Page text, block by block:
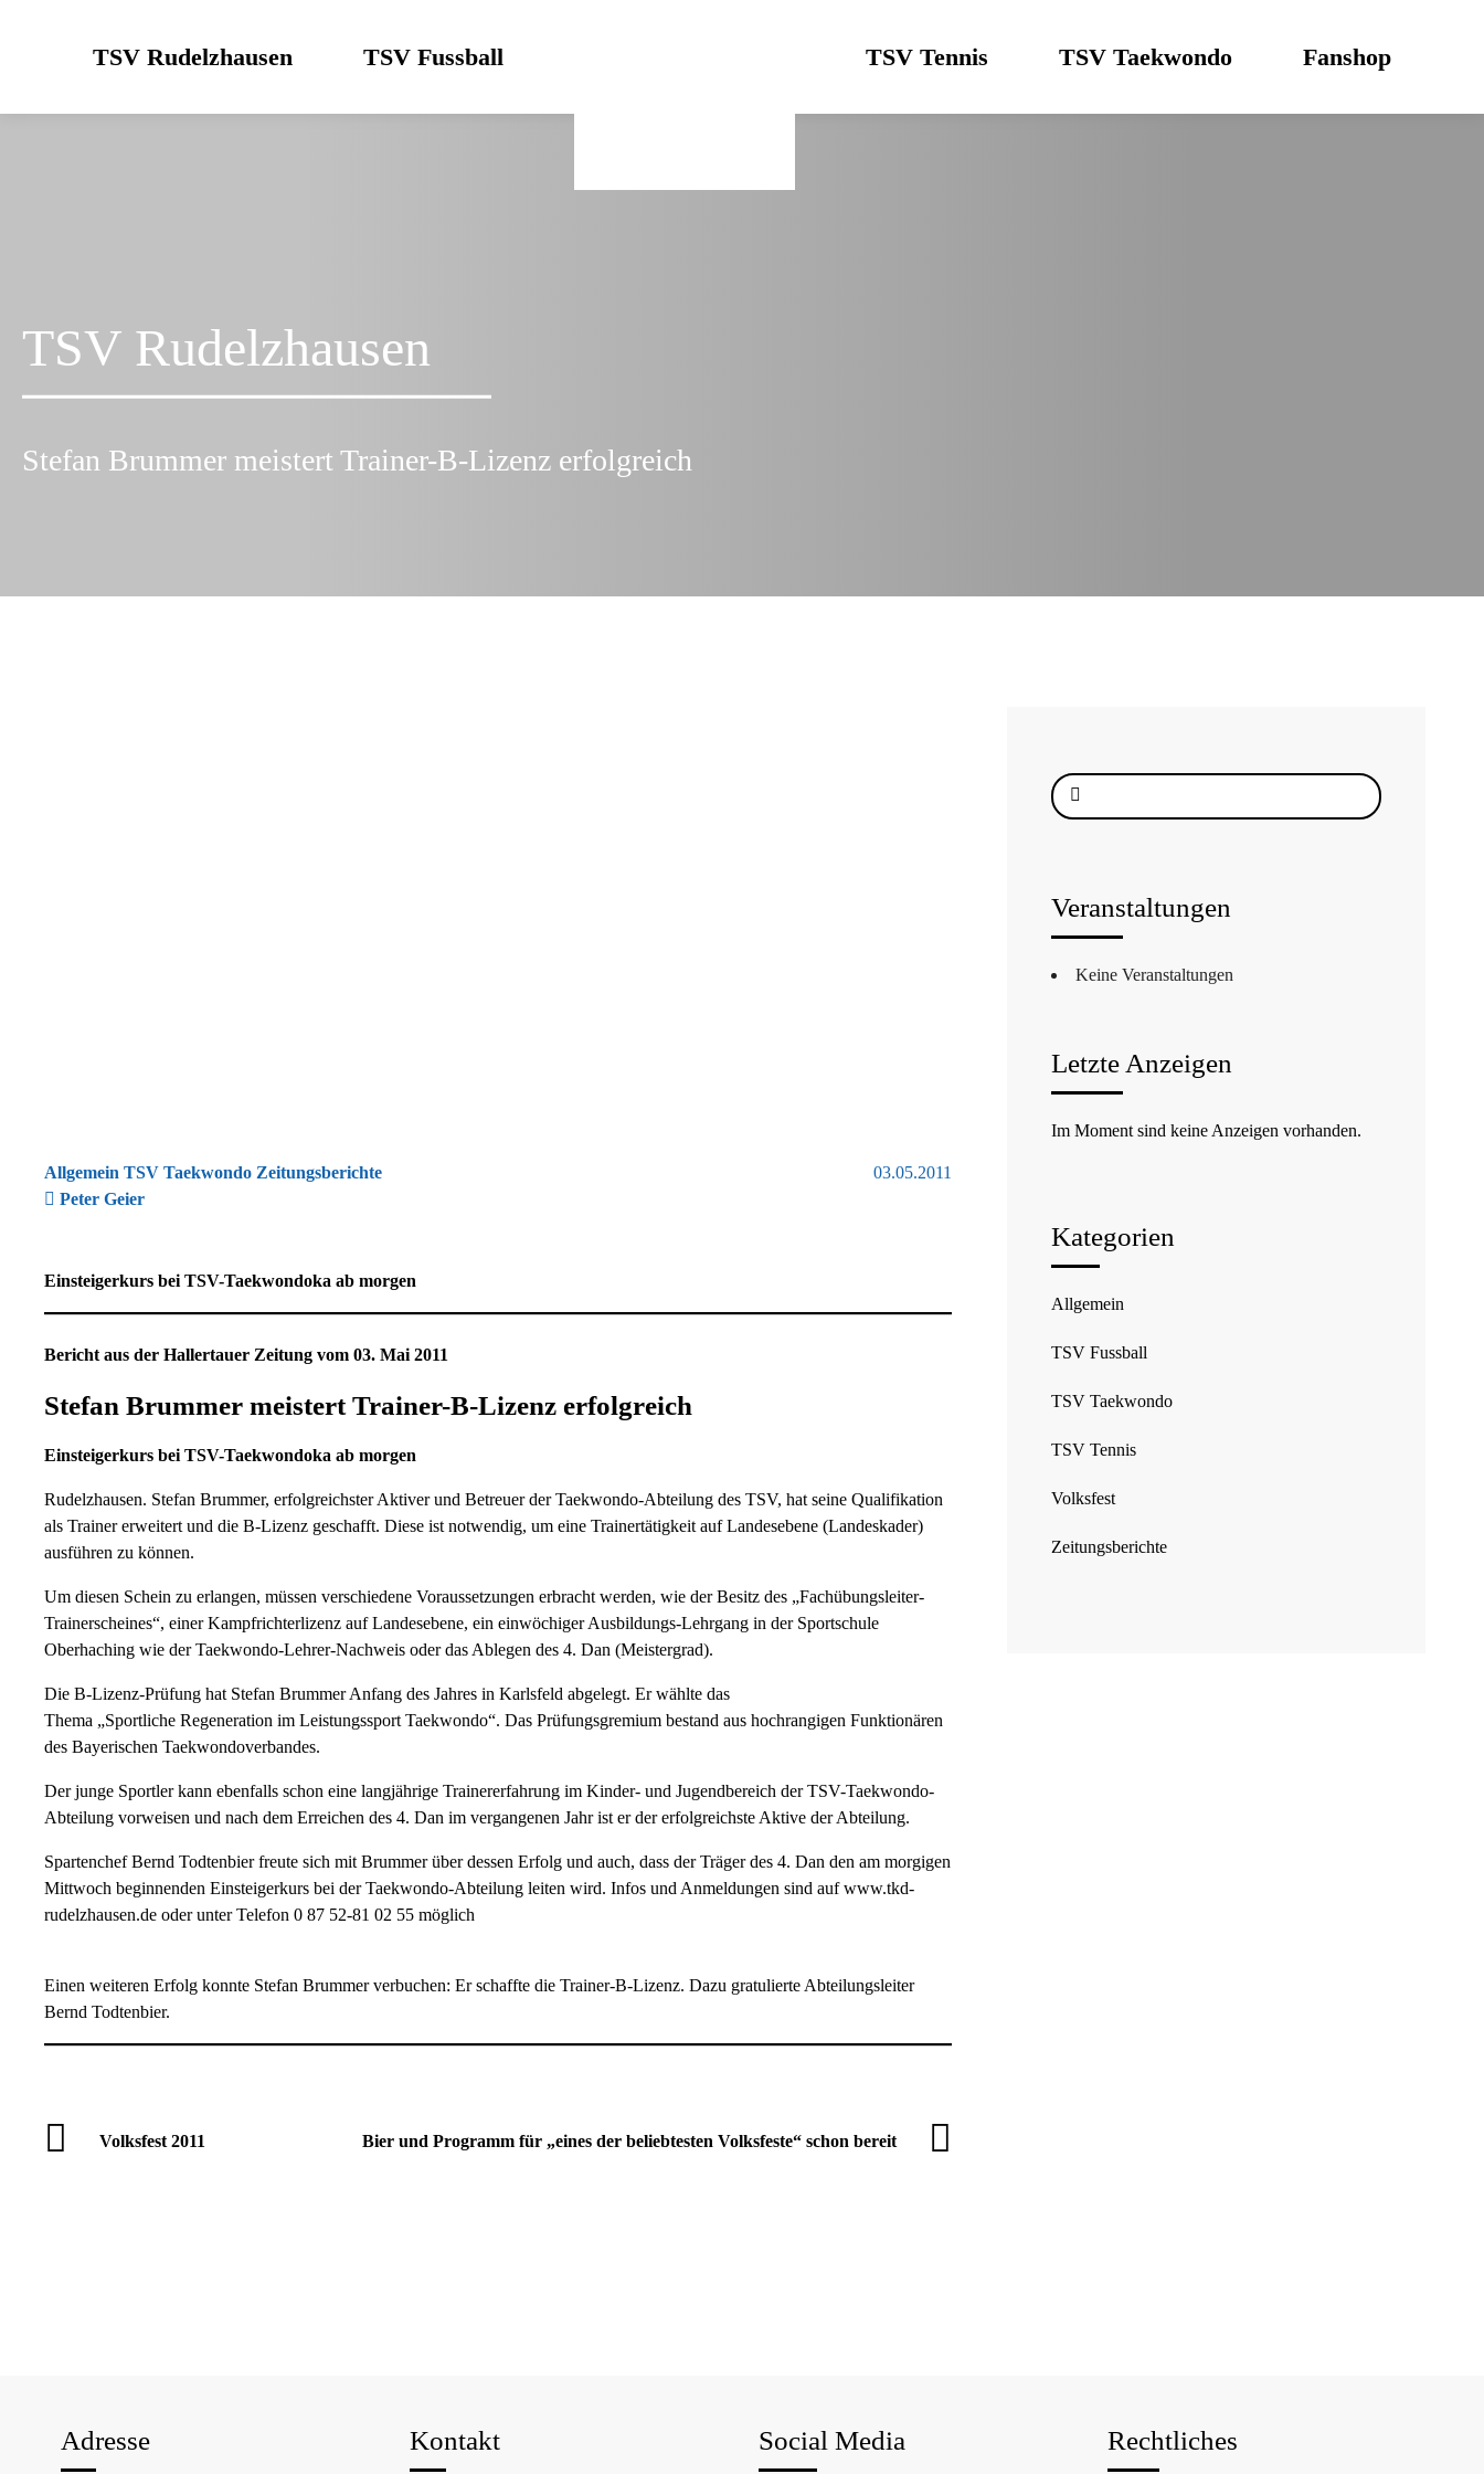
TSV Rudelzhausen TSV Fussball TSV Tennis TSV Taekwondo Fanshop
TSV Rudelzhausen
Stefan Brummer meistert Trainer-B-Lizenz erfolgreich
Allgemein TSV Taekwondo Zeitungsberichte
Peter Geier
03.05.2011
Einsteigerkurs bei TSV-Taekwondoka ab morgen
Bericht aus der Hallertauer Zeitung vom 03. Mai 2011
Stefan Brummer meistert Trainer-B-Lizenz erfolgreich
Einsteigerkurs bei TSV-Taekwondoka ab morgen
Rudelzhausen. Stefan Brummer, erfolgreichster Aktiver und Betreuer der Taekwondo-Abteilung des TSV, hat seine Qualifikation
als Trainer erweitert und die B-Lizenz geschafft. Diese ist notwendig, um eine Trainertätigkeit auf Landesebene (Landeskader)
ausführen zu können.
Um diesen Schein zu erlangen, müssen verschiedene Voraussetzungen erbracht werden, wie der Besitz des „Fachübungsleiter-
Trainerscheines“, einer Kampfrichterlizenz auf Landesebene, ein einwöchiger Ausbildungs-Lehrgang in der Sportschule
Oberhaching wie der Taekwondo-Lehrer-Nachweis oder das Ablegen des 4. Dan (Meistergrad).
Die B-Lizenz-Prüfung hat Stefan Brummer Anfang des Jahres in Karlsfeld abgelegt. Er wählte das
Thema „Sportliche Regeneration im Leistungssport Taekwondo“. Das Prüfungsgremium bestand aus hochrangigen Funktionären
des Bayerischen Taekwondoverbandes.
Der junge Sportler kann ebenfalls schon eine langjährige Trainererfahrung im Kinder- und Jugendbereich der TSV-Taekwondo-
Abteilung vorweisen und nach dem Erreichen des 4. Dan im vergangenen Jahr ist er der erfolgreichste Aktive der Abteilung.
Spartenchef Bernd Todtenbier freute sich mit Brummer über dessen Erfolg und auch, dass der Träger des 4. Dan den am morgigen
Mittwoch beginnenden Einsteigerkurs bei der Taekwondo-Abteilung leiten wird. Infos und Anmeldungen sind auf www.tkd-
rudelzhausen.de oder unter Telefon 0 87 52-81 02 55 möglich
Einen weiteren Erfolg konnte Stefan Brummer verbuchen: Er schaffte die Trainer-B-Lizenz. Dazu gratulierte Abteilungsleiter
Bernd Todtenbier.
Volksfest 2011 Bier und Programm für „eines der beliebtesten Volksfeste“ schon bereit
Suche
nach:
Veranstaltungen
Keine Veranstaltungen
Letzte Anzeigen
Im Moment sind keine Anzeigen vorhanden.
Kategorien
Allgemein
TSV Fussball
TSV Taekwondo
TSV Tennis
Volksfest
Zeitungsberichte
Adresse Kontakt Social Media Rechtliches